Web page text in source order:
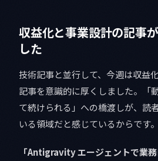
収益化と事業設計の記事
した
技術記事と並行して、今週は収益
記事を意識的に厚くしました。「
て続けられる」への橋渡しが、読
いる領域だと感じているからです。
「Antigravity エージェントで業